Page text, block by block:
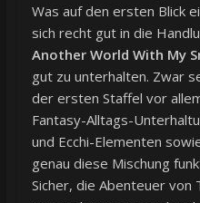
Was auf den ersten Blick
sich recht gut in die
Another World With My
gut zu unterhalten. Zwar
der ersten Staffel vor
Fantasy-Alltags-
und Ecchi-Elementen
genau diese Mischung
Sicher, die Abenteuer von